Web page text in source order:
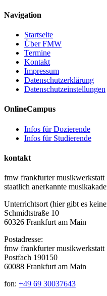
Navigation
Startseite
Über FMW
Termine
Kontakt
Impressum
Datenschutzerklärung
Datenschutzeinstellungen
OnlineCampus
Infos für Dozierende
Infos für Studierende
kontakt
fmw frankfurter musikwerkstatt
staatlich anerkannte
Unterrichtsort (hier gibt es
Schmidtstraße 10
60326 Frankfurt am Main
Postadresse:
fmw frankfurter musikwerkstatt
Postfach 190150
60088 Frankfurt am Main
fon: +49 69 30037643